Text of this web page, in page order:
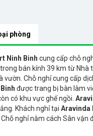
phòng
Ninh Binh cung cấp chỗ
bán kính 39 km từ Nhà
Chỗ nghỉ cung cấp
được trang bị bàn làm
có khu vực ghế ngồi.
Khách nghỉ tại Aravinda
nghỉ nằm cách Sân vận